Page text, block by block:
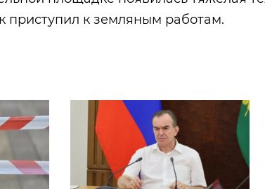
приступил к земляным работам.